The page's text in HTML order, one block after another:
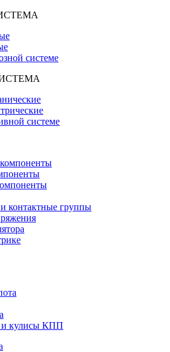
системе
системе
контактные группы
и кулисы КПП